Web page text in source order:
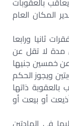
المكان العام
ثانيا ورابعا
مدة لا تقل عن
خمسين جنيها
ويجوز الحكم
ذاتها
أو بيعت أو